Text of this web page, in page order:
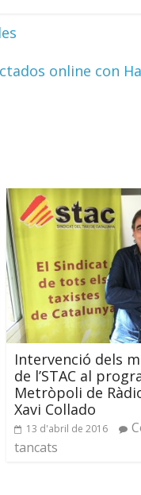
online con
Intervenció dels
de l’STAC al
Metròpoli de
Xavi Collado
13 d'abril de 2016
tancats